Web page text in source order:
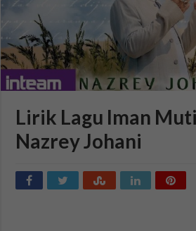
Lirik Lagu Iman
Nazrey Johani